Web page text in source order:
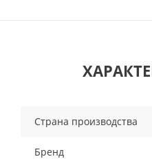
Страна производства
Бренд